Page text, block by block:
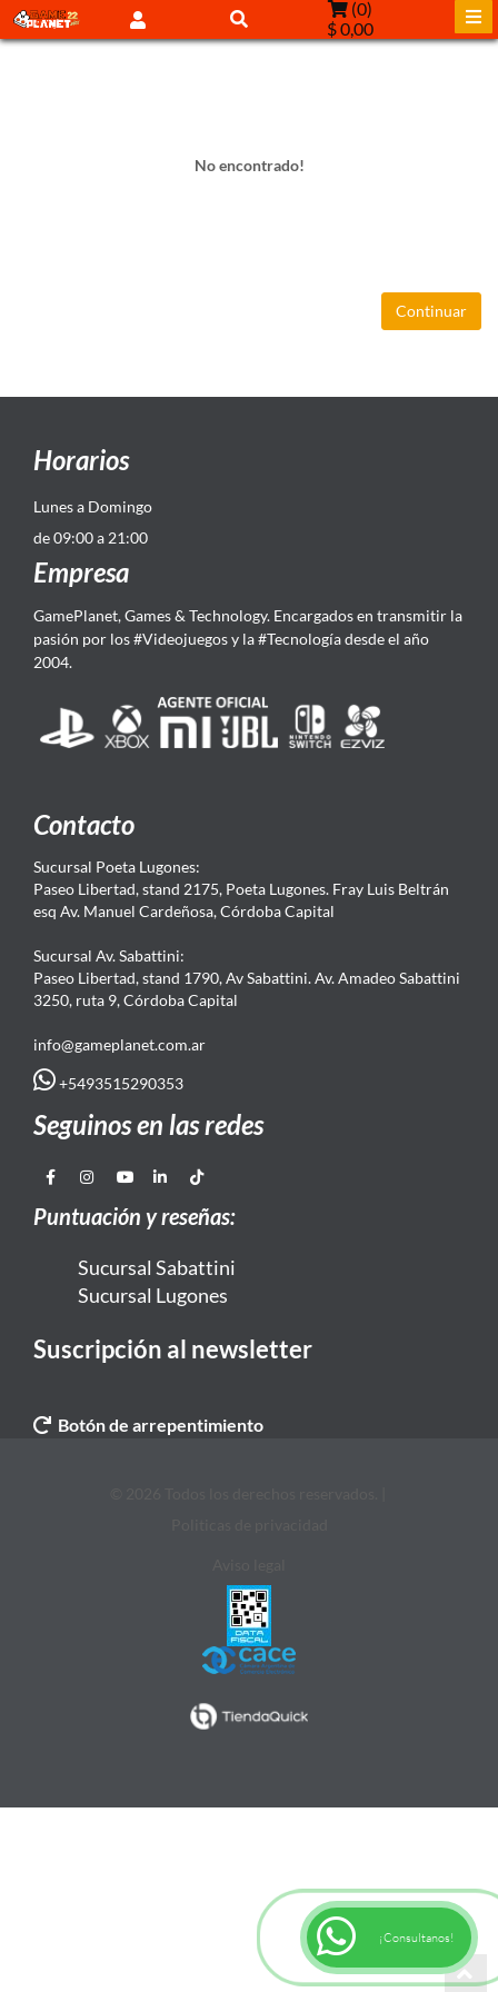
(0)
$ 0,00
No encontrado!
Continuar
Horarios
Lunes a Domingo
de 09:00 a 21:00
Empresa
GamePlanet, Games & Technology. Encargados en transmitir la
pasión por los #Videojuegos y la #Tecnología desde el año
2004.
Contacto
Sucursal Poeta Lugones:
Paseo Libertad, stand 2175, Poeta Lugones. Fray Luis Beltrán
esq Av. Manuel Cardeñosa, Córdoba Capital
Sucursal Av. Sabattini:
Paseo Libertad, stand 1790, Av Sabattini. Av. Amadeo Sabattini
3250, ruta 9, Córdoba Capital
info@gameplanet.com.ar
+5493515290353
Seguinos en las redes
Puntuación y reseñas:
Sucursal Sabattini
Sucursal Lugones
Suscripción al newsletter
Botón de arrepentimiento
¡Consultanos!